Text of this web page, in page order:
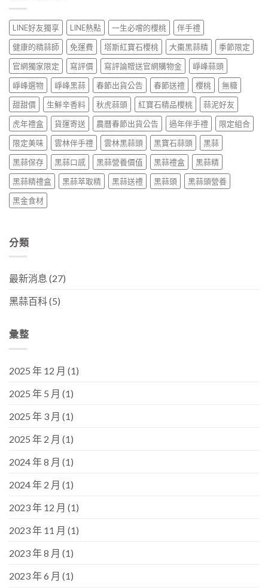
LINE好友獨享 LINE熱點 一生必嚐的櫻桃
伴手禮
健康的精蒜師
免運費 塔斯紅寶石櫻桃 大棗黑蒜精
季節限定
官網獨家限定
寫評價 寫評論贈送官網購物金
崢峰蒜頭
崢峰選物
崢峰黑蒜 春節出貨公告 春節送禮 櫻桃
無糖
甜甜價
生鮮辛香料 秋虎蒜頭 紅寶石精品櫻桃
蒜泥好友
虎年禮盒
貨運寄送 農曆春節出貨公告 過年伴手禮
限定組合
限定美味
雲林伴手禮 雲林黑蒜頭 黑寶石蒜頭
黑蒜
黑蒜保存
黑蒜口感 黑蒜營養價值 黑蒜禮盒
黑蒜精
黑蒜精禮盒
黑蒜萃取精 黑蒜送禮 黑蒜頭
黑蒜頭營養
黑金食材
分類
最新消息 (27)
黑蒜百科(5)
彙整
2025 年 12 月 (1)
2025 年 5 月 (1)
2025 年 3 月 (1)
2025 年 2 月 (1)
2024 年 8 月 (1)
2024 年 2 月 (1)
2023 年 12 月 (1)
2023 年 11 月 (1)
2023 年 8 月 (1)
2023 年 6 月 (1)